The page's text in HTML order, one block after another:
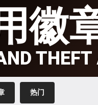
徽
THEFT
热门